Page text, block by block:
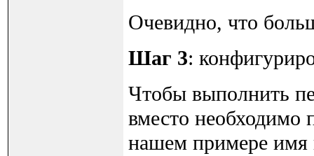
Очевидно, что
Шаг 3:
Чтобы выполнить
вместо необходимо
нашем примере имя